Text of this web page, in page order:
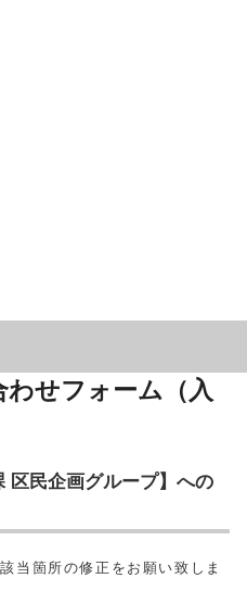
せフォーム（入
区民企画グループ】への
当箇所の修正をお願い致しま